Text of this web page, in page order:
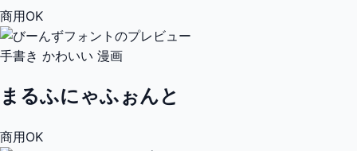
商用OK
手書き かわいい 漫画
まるふにゃふぉんと
商用OK